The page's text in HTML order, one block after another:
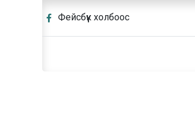
Фейсбүүк холбоос